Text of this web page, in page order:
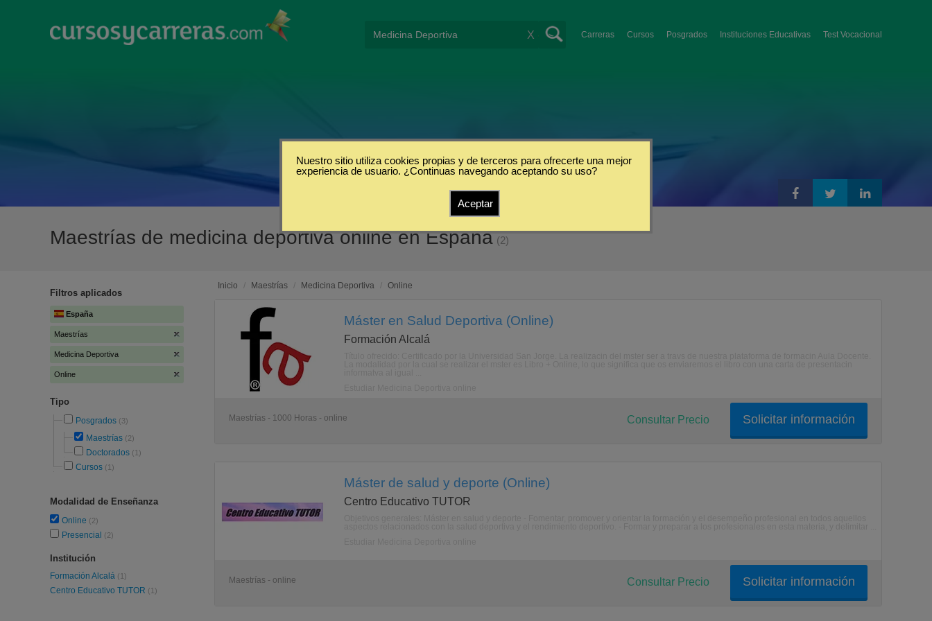
Carreras Cursos Posgrados Instituciones Educativas Test Vocacional
X
Maestrías de medicina deportiva online en España (2)
Filtros aplicados
España
Maestrías
Medicina Deportiva
Online
Tipo
Posgrados (3)
Maestrías (2)
Doctorados (1)
Cursos (1)
Modalidad de Enseñanza
Online (2)
Presencial (2)
Institución
Formación Alcalá (1)
Centro Educativo TUTOR (1)
Inicio / Maestrías / Medicina Deportiva / Online
Máster en Salud Deportiva (Online)
Formación Alcalá
Maestrías - 1000 Horas - online Solicitar información
Consultar Precio
Máster de salud y deporte (Online)
Centro Educativo TUTOR
Maestrías - online Solicitar información
Consultar Precio
Nuestro sitio utiliza cookies propias y de terceros para ofrecerte una mejor
experiencia de usuario. ¿Continuas navegando aceptando su uso?
Aceptar